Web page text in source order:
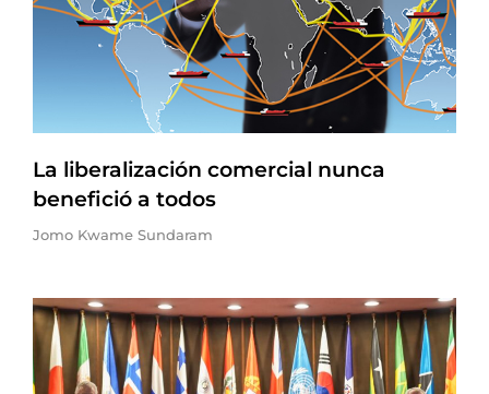
La liberalización comercial nunca
benefició a todos
Jomo Kwame Sundaram